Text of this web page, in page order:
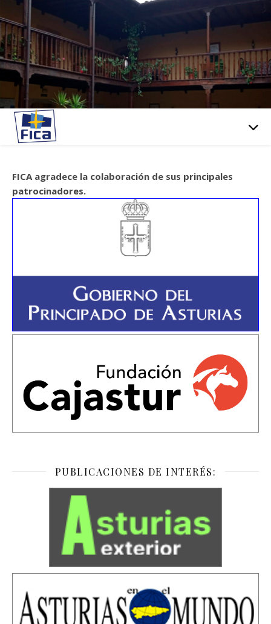
FICA agradece la colaboración de sus principales
patrocinadores.
PUBLICACIONES DE INTERÉS: